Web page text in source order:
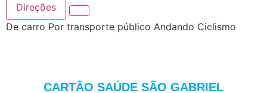
Direções
De carro Por transporte público Andando Ciclismo
CARTÃO SAÚDE SÃO GABRIEL